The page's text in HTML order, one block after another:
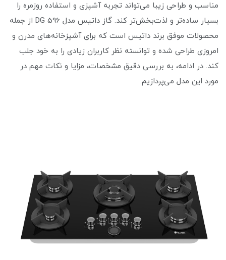
مناسب و طراحی زیبا می‌تواند تجربه آشپزی و استفاده روزمره را
بسیار ساده‌تر و لذت‌بخش‌تر کند. گاز داتیس مدل DG 596 از جمله
محصولات موفق برند داتیس است که برای آشپزخانه‌های مدرن و
امروزی طراحی شده و توانسته نظر کاربران زیادی را به خود جلب
کند. در ادامه، به بررسی دقیق مشخصات، مزایا و نکات مهم در
مورد این مدل می‌پردازیم.